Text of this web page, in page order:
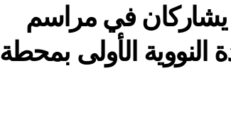
يشاركان في مراسم
الأولى بمحطة